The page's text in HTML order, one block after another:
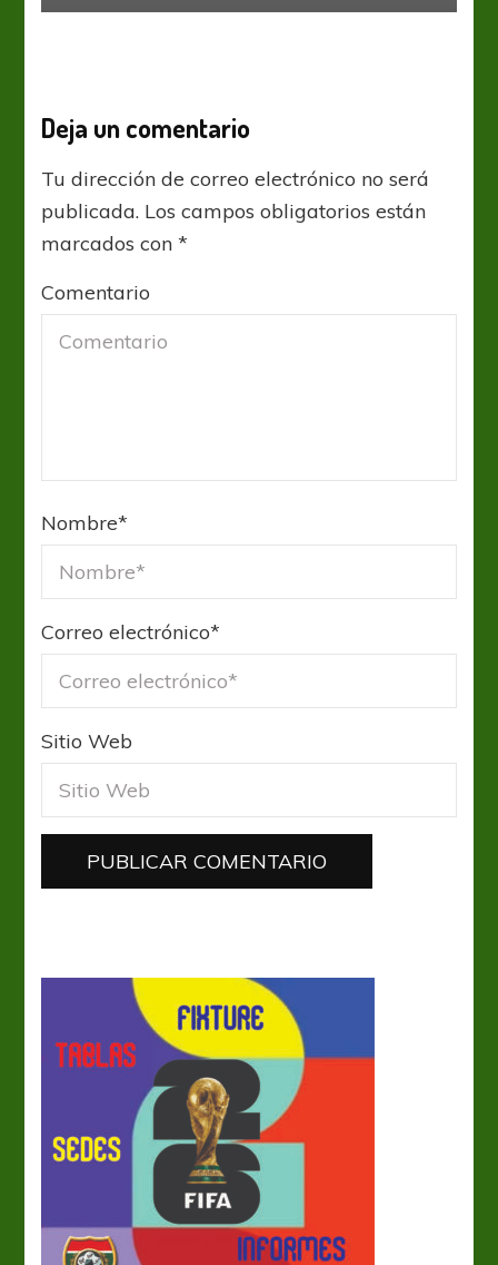
Deja un comentario
Tu dirección de correo electrónico no será
publicada. Los campos obligatorios están
marcados con*
Comentario
Nombre*
Correo electrónico*
Sitio Web